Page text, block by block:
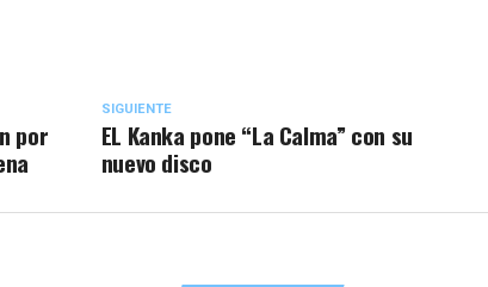
SIGUIENTE
EL Kanka pone “La Calma” con su
nuevo disco
por